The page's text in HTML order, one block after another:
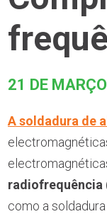
21 DE
A soldadura de
radiofrequência
como a